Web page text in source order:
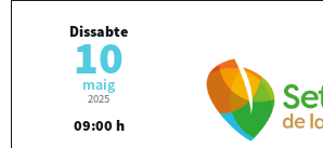
Dissabte
10
maig
2025
09:00 h